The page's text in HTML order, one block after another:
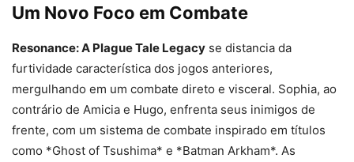
Um Novo Foco em Combate
Resonance: A Plague Tale Legacy se distancia da
furtividade característica dos jogos anteriores,
mergulhando em um combate direto e visceral. Sophia, ao
contrário de Amicia e Hugo, enfrenta seus inimigos de
frente, com um sistema de combate inspirado em títulos
como *Ghost of Tsushima* e *Batman Arkham*. As